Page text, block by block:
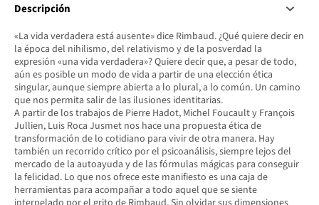
Descripción
«La vida verdadera está ausente» dice Rimbaud. ¿Qué quiere decir en
la época del nihilismo, del relativismo y de la posverdad la
expresión «una vida verdadera»? Quiere decir que, a pesar de todo,
aún es posible un modo de vida a partir de una elección ética
singular, aunque siempre abierta a lo plural, a lo común. Un camino
que nos permita salir de las ilusiones identitarias.
A partir de los trabajos de Pierre Hadot, Michel Foucault y François
Jullien, Luis Roca Jusmet nos hace una propuesta ética de
transformación de lo cotidiano para vivir de otra manera. Hay
también un recorrido crítico por el psicoanálisis, siempre lejos del
mercado de la autoayuda y de las fórmulas mágicas para conseguir
la felicidad. Lo que nos ofrece este manifiesto es una caja de
herramientas para acompañar a todo aquel que se siente